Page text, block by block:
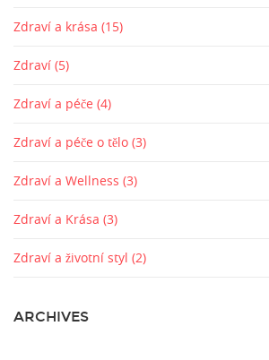
Zdraví a krása (15)
Zdraví (5)
Zdraví a péče (4)
Zdraví a péče o tělo (3)
Zdraví a Wellness (3)
Zdraví a Krása (3)
Zdraví a životní styl (2)
ARCHIVES